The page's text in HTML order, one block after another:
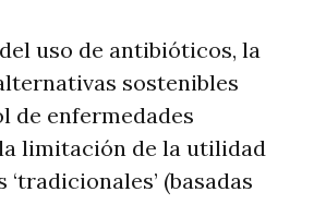
uso de antibióticos, la
sostenibles
de enfermedades
limitación de la utilidad
‘tradicionales’ (basadas